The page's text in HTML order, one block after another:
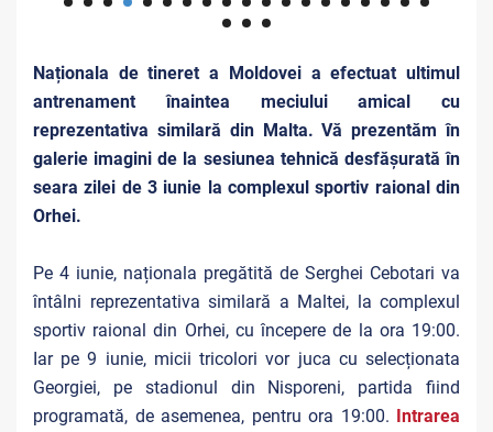
Naționala de tineret a Moldovei a efectuat ultimul
antrenament înaintea meciului amical cu
reprezentativa similară din Malta. Vă prezentăm în
galerie imagini de la sesiunea tehnică desfășurată în
seara zilei de 3 iunie la complexul sportiv raional din
Orhei.
Pe 4 iunie, naționala pregătită de Serghei Cebotari va
întâlni reprezentativa similară a Maltei, la complexul
sportiv raional din Orhei, cu începere de la ora 19:00.
Iar pe 9 iunie, micii tricolori vor juca cu selecționata
Georgiei, pe stadionul din Nisporeni, partida fiind
programată, de asemenea, pentru ora 19:00. Intrarea